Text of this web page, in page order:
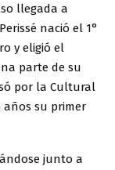
llegada a
nació el 1°
y eligió el
parte de su
por la Cultural
años su primer
junto a